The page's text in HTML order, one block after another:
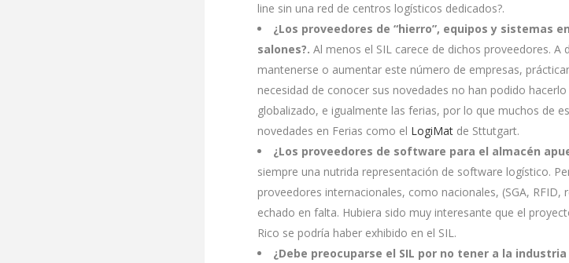
line sin una red de centros logísticos dedicados?.
¿Los proveedores de “hierro”, equipos y sistemas
salones?. Al menos el SIL carece de dichos proveedores. A
mantenerse o aumentar este número de empresas,
necesidad de conocer sus novedades no han podido
globalizado, e igualmente las ferias, por lo que muchos de
novedades en Ferias como el LogiMat de Sttutgart.
¿Los proveedores de software para el almacén
siempre una nutrida representación de software logístico.
proveedores internacionales, como nacionales, (SGA,
echado en falta. Hubiera sido muy interesante que el
Rico se podría haber exhibido en el SIL.
¿Debe preocuparse el SIL por no tener a la